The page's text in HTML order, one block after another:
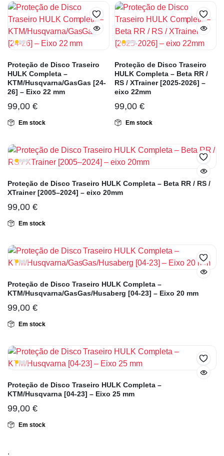
Proteção de Disco Traseiro
HULK Completa –
KTM/Husqvarna/GasGas [24-
26] – Eixo 22 mm
99,00 €
Em stock
Proteção de Disco Traseiro
HULK Completa – Beta RR /
RS / XTrainer [2025-2026] –
eixo 22mm
99,00 €
Em stock
Proteção de Disco Traseiro HULK Completa – Beta RR / RS /
XTrainer [2005–2024] – eixo 20mm
99,00 €
Em stock
Proteção de Disco Traseiro HULK Completa –
KTM/Husqvarna/GasGas/Husaberg [04-23] – Eixo 20 mm
99,00 €
Em stock
Proteção de Disco Traseiro HULK Completa –
KTM/Husqvarna [04-23] – Eixo 25 mm
99,00 €
Em stock
.